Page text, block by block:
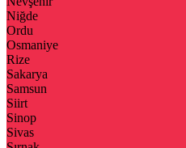
Niğde
Ordu
Osmaniye
Rize
Sakarya
Samsun
Siirt
Sinop
Sivas